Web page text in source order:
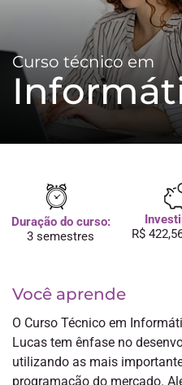
Curso técnico em
Duração do curso:
3 semestres
R$
Você aprende
O Curso Técnico em
Lucas tem ênfase no
utilizando as mais
programação do mercado.